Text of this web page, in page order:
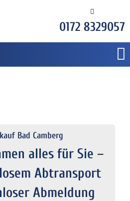
0172 8329057
Bad Camberg
alles für Sie –
Abtransport
Abmeldung